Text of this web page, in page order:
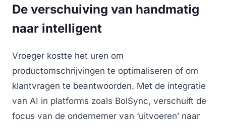
De verschuiving van handmatig
naar intelligent
Vroeger kostte het uren om
productomschrijvingen te optimaliseren of om
klantvragen te beantwoorden. Met de integratie
van AI in platforms zoals BolSync, verschuift de
focus van de ondernemer van ‘uitvoeren’ naar